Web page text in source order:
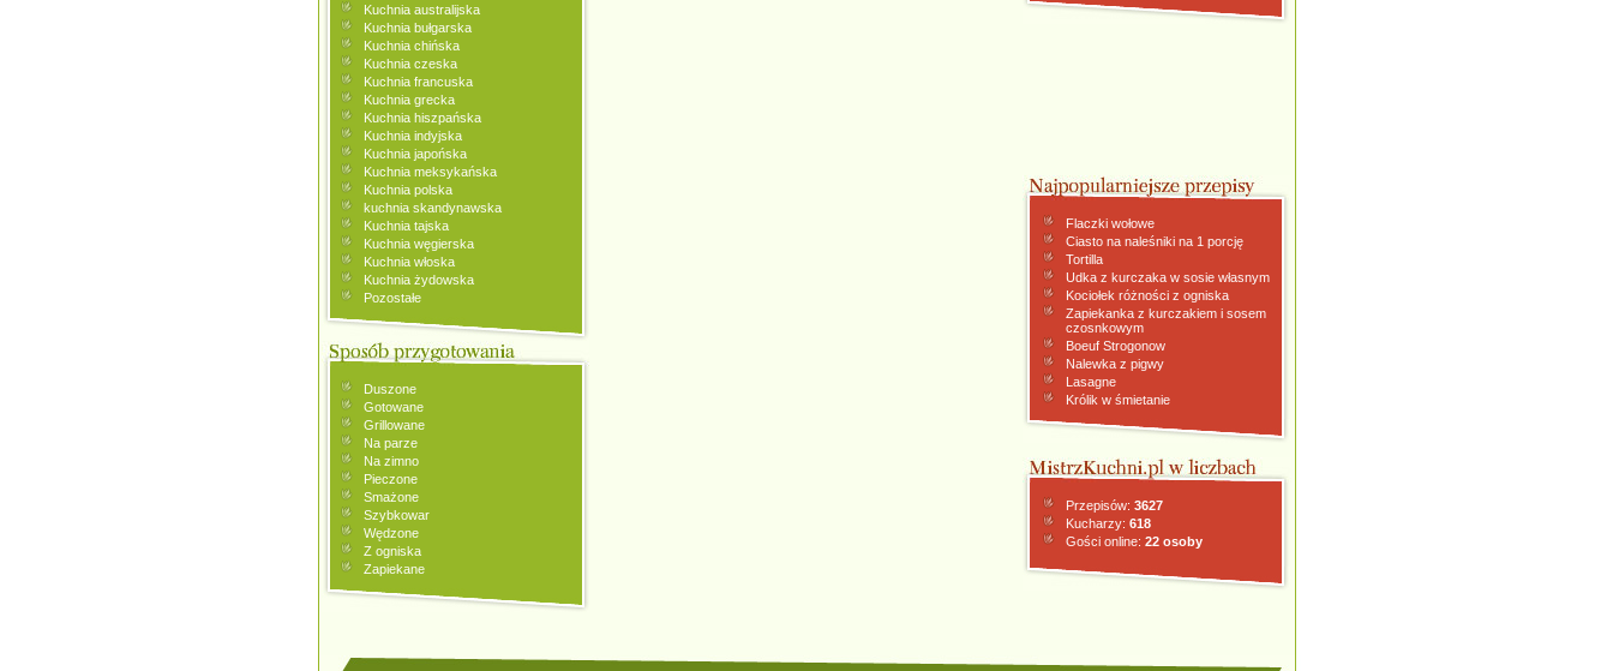
Kuchnia australijska
Kuchnia bułgarska
Kuchnia chińska
Kuchnia czeska
Kuchnia francuska
Kuchnia grecka
Kuchnia hiszpańska
Kuchnia indyjska
Kuchnia japońska
Kuchnia meksykańska
Kuchnia polska
kuchnia skandynawska
Kuchnia tajska
Kuchnia węgierska
Kuchnia włoska
Kuchnia żydowska
Pozostałe
Duszone
Gotowane
Grillowane
Na parze
Na zimno
Pieczone
Smażone
Szybkowar
Wędzone
Z ogniska
Zapiekane
Flaczki wołowe
Ciasto na naleśniki na 1 porcję
Tortilla
Udka z kurczaka w sosie własnym
Kociołek różności z ogniska
Zapiekanka z kurczakiem i sosem
czosnkowym
Boeuf Strogonow
Nalewka z pigwy
Lasagne
Królik w śmietanie
Przepisów: 3627
Kucharzy: 618
Gości online: 22 osoby